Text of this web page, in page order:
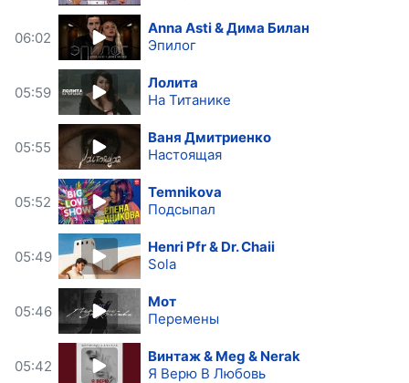
06:02
Anna Asti & Дима Билан
Эпилог
05:59
Лолита
На Титанике
05:55
Ваня Дмитриенко
Настоящая
05:52
Temnikova
Подсыпал
05:49
Henri Pfr & Dr. Chaii
Sola
05:46
Мот
Перемены
05:42
Винтаж & Meg & Nerak
Я Верю В Любовь